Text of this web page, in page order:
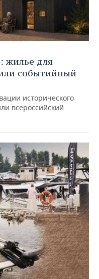
жилье для
событийный
исторического
всероссийский